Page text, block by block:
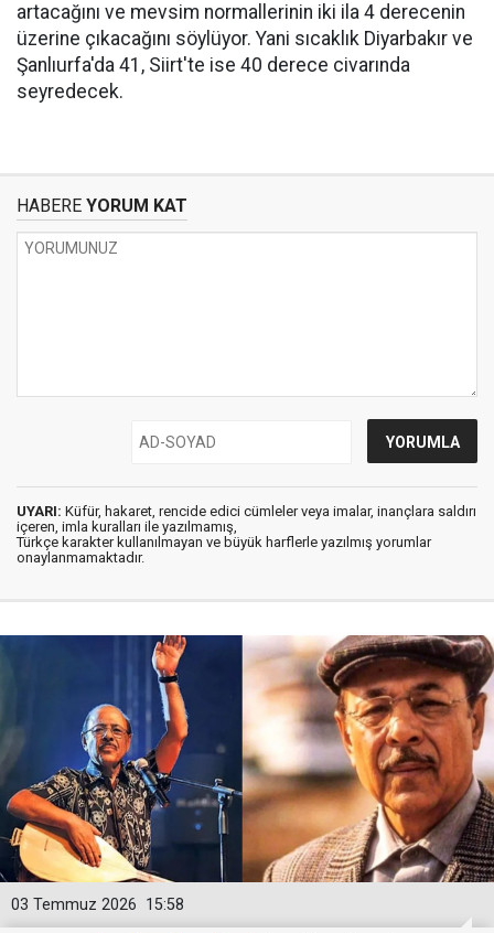
artacağını ve mevsim normallerinin iki ila 4 derecenin
üzerine çıkacağını söylüyor. Yani sıcaklık Diyarbakır ve
Şanlıurfa'da 41, Siirt'te ise 40 derece civarında
seyredecek.
HABERE YORUM KAT
UYARI: Küfür, hakaret, rencide edici cümleler veya imalar, inançlara saldırı
içeren, imla kuralları ile yazılmamış,
Türkçe karakter kullanılmayan ve büyük harflerle yazılmış yorumlar
onaylanmamaktadır.
15:58
03 Temmuz 2026